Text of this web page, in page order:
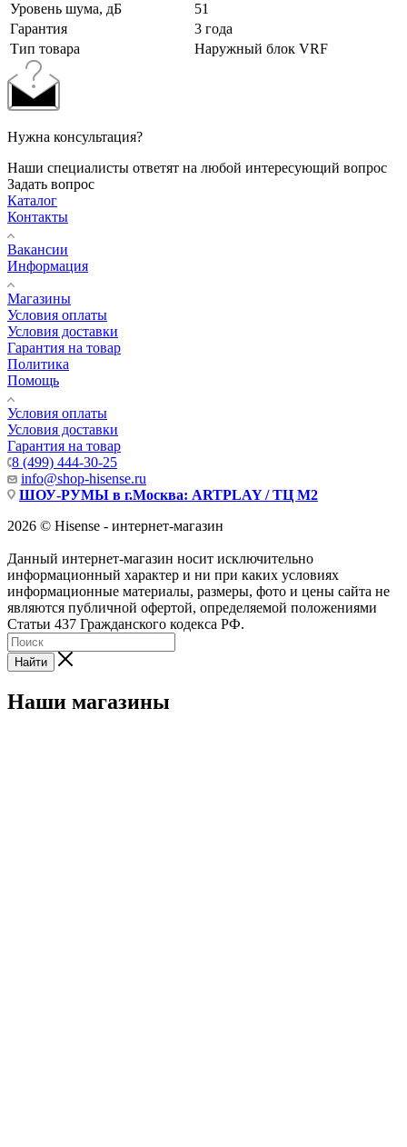
Уровень шума, дБ
51
Гарантия
3 года
Тип товара
Наружный блок VRF
Нужна консультация?
Наши специалисты ответят на любой интересующий вопрос
Задать вопрос
Каталог
Контакты
Вакансии
Информация
Магазины
Условия оплаты
Условия доставки
Гарантия на товар
Политика
Помощь
Условия оплаты
Условия доставки
Гарантия на товар
8 (499) 444-30-25
info@shop-hisense.ru
ШОУ-РУМЫ в г.Москва: ARTPLAY / ТЦ М2
2026 © Hisense - интернет-магазин
Данный интернет-магазин носит исключительно
информационный характер и ни при каких условиях
информационные материалы, размеры, фото и цены сайта не
являются публичной офертой, определяемой положениями
Статьи 437 Гражданского кодекса РФ.
Найти
Наши магазины